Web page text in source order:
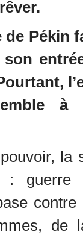
Pékin
la
: guerre
contre
de